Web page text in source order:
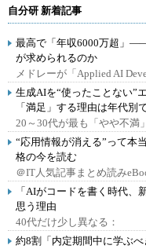
自分研 新着記事
最高で「年収6000万超」
が求められるのか
メドレーが「Applied AI
生成AIを“使ったことない”
「満足」する理由は年代別
20～30代が最も「やや不満
“応用情報が消える”って
格の今を読む
＠IT人気記事まとめ読み
「AIがコードを書く時代
思う理由
40代だけ少し異なる：
約8割「内定期間中に学ぶ